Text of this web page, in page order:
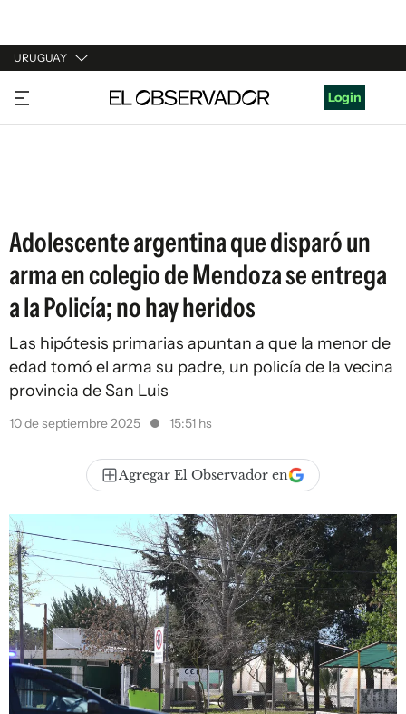
URUGUAY
URUGUAY
ARGENTINA
Login
Adolescente argentina que disparó un
arma en colegio de Mendoza se entrega
a la Policía; no hay heridos
Las hipótesis primarias apuntan a que la menor de
edad tomó el arma su padre, un policía de la vecina
provincia de San Luis
10 de septiembre 2025 15:51 hs
Agregar El Observador en